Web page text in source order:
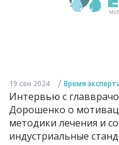
19 сен 2024 / Время
Интервью с
Дорошенко о
методики лечения и
индустриальные